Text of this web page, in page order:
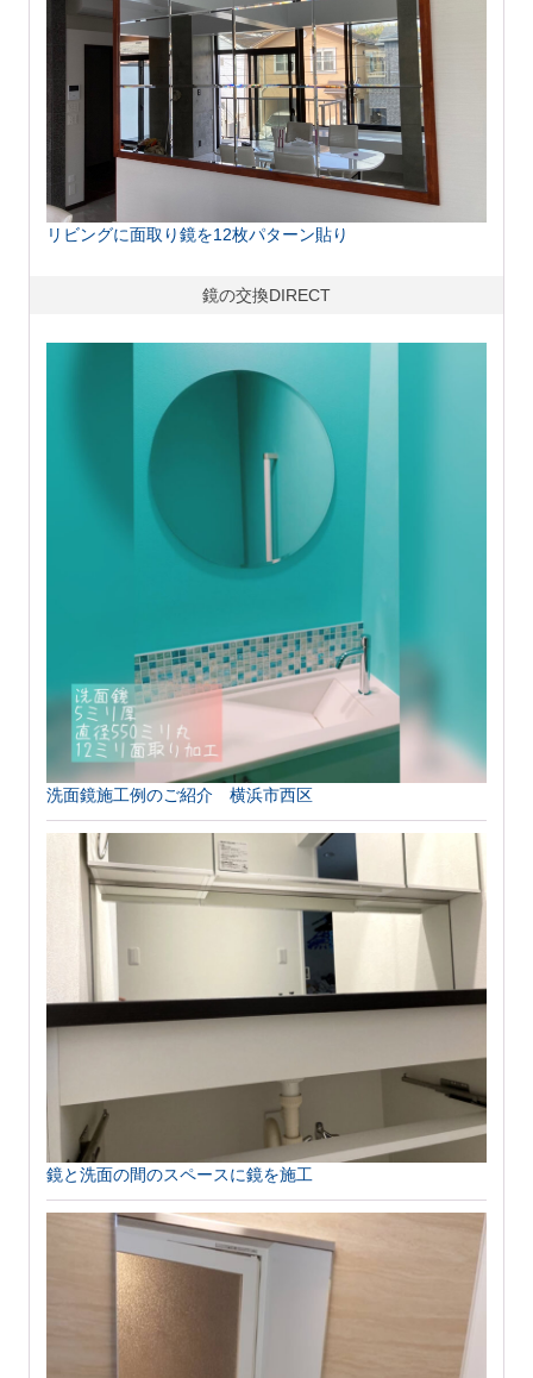
リビングに面取り鏡を12枚パターン貼り
鏡の交換DIRECT
洗面鏡施工例のご紹介 横浜市西区
鏡と洗面の間のスペースに鏡を施工